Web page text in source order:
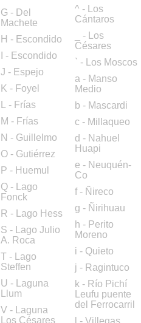
G - Del
Machete
H - Escondido
I - Escondido
J - Espejo
K - Foyel
L - Frías
M - Frías
N - Guillelmo
O - Gutiérrez
P - Huemul
Q - Lago
Fonck
R - Lago Hess
S - Lago Julio
A. Roca
T - Lago
Steffen
U - Laguna
Llum
V - Laguna
Los Césares
^ - Los
Cántaros
_ - Los
Césares
` - Los Moscos
a - Manso
Medio
b - Mascardi
c - Millaqueo
d - Nahuel
Huapi
e - Neuquén-
Co
f - Ñireco
g - Ñirihuau
h - Perito
Moreno
i - Quieto
j - Ragintuco
k - Río Pichí
Leufu puente
del Ferrocarril
l - Villegas